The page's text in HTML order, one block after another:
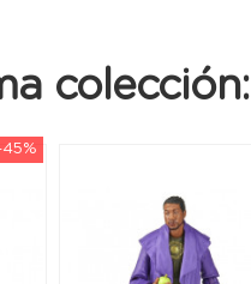
colección:
45%